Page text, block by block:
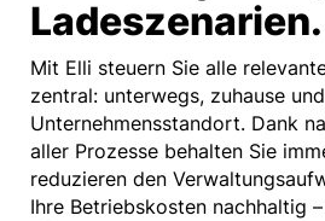
Nutzung der Elli Fleet
0,00 €¹pro Monat
Ladeszenarien.
Mit Elli steuern Sie alle
zentral: unterwegs, zuhause
Unternehmensstandort. Dank
aller Prozesse behalten Sie
reduzieren den
Ihre Betriebskosten nachhaltig